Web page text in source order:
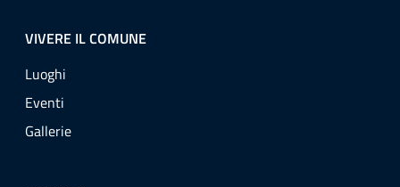
VIVERE IL COMUNE
Luoghi
Eventi
Gallerie